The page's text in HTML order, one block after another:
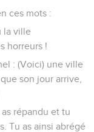
ces mots :
la ville
horreurs !
: (Voici) une ville
son jour arrive,
répandu et tu
Tu as ainsi abrégé